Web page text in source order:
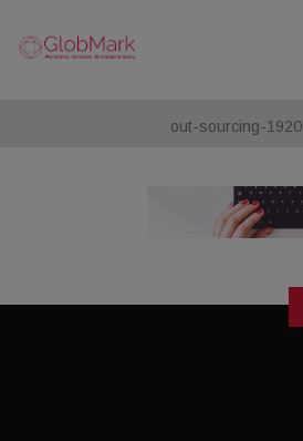
out-sourcing-1920